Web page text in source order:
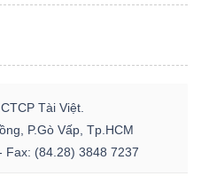
Tài Việt.
P.Gò Vấp, Tp.HCM
Fax: (84.28) 3848 7237